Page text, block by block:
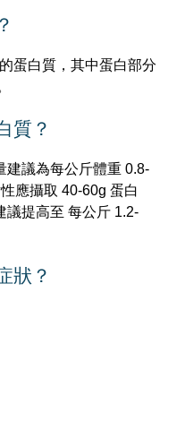
蛋白質，其中蛋白部分
質？
建議為每公斤體重 0.8-
應攝取 40-60g 蛋白
議提高至 每公斤 1.2-
狀？